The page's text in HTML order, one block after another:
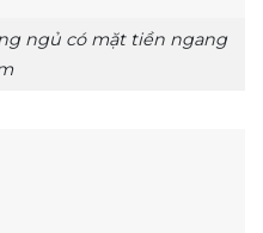
ngủ có mặt tiền ngang